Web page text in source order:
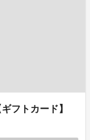
フトカード】